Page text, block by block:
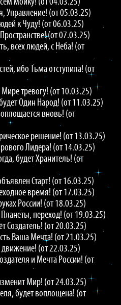
мойку! (от 04.03.25)
Управление! (от 05.03.25)
к Чуду! (от 06.03.25)
(от 07.03.25)
всех людей, с Неба! (от
ибо Тьма отступила! (от
тревогу! (от 10.03.25)
Один Народ! (от 11.03.25)
вновь! (от
решение! (от 13.03.25)
Лидера! (от 14.03.25)
будет Хранитель! (от
Старт! (от 16.03.25)
время! (от 17.03.25)
России! (от 18.03.25)
переход! (от 19.03.25)
Создатель! (от 20.03.25)
Ваша Мечта! (от 21.03.25)
движение! (от 22.03.25)
и Мечта России! (от
Мир! (от 24.03.25)
будет воплощена! (от